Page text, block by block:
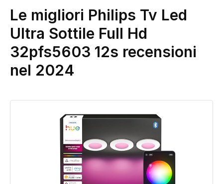
Le migliori Philips Tv Led
Ultra Sottile Full Hd
32pfs5603 12s recensioni
nel 2024